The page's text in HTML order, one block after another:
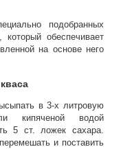
подобранных
обеспечивает
на основе него
в 3-х литровую
кипяченой водой
5 ст. ложек сахара.
и поставить